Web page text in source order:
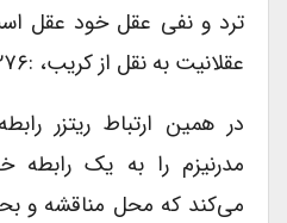
ترد و نفی عقل خود عقل
عقلانیت به نقل از کریب، :۲۷۶).
در همین ارتباط ریتزر
مدرنیزم را به یک رابطه
می‌کند که محل مناقشه و